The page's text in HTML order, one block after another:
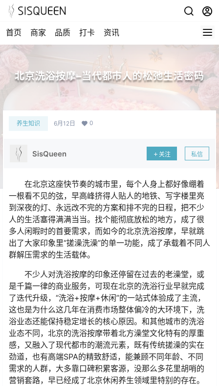
首页 商家 品质 打卡 资讯
北京洗浴按摩–当代都市人的松弛生活密码
养生知识 6月12日 0
SisQueen 关注 私信
在北京这座快节奏的城市里，每个人身上都好像绷着
一根看不见的弦，早高峰挤得人贴人的地铁、写字楼里亮
到深夜的灯、永远改不完的方案和排不完的日程，把不少
人的生活塞得满满当当。找个能彻底放松的地方，成了很
多人闲暇时的首要需求，而如今的北京洗浴按摩，早就跳
出了大家印象里“搓澡洗澡”的单一功能，成了承载着不同人
群解压需求的生活载体。
不少人对洗浴按摩的印象还停留在过去的老澡堂，或
是千篇一律的商业服务，可现在北京的洗浴行业早就完成
了迭代升级，“洗浴+按摩+休闲”的一站式体验成了主流，
这也是为什么这几年在消费市场整体偏冷的大环境下，洗
浴业态还能保持稳定增长的核心原因。和其他城市的洗浴
业态不同，北京的洗浴按摩带着北方澡堂文化特有的厚重
感，又融入了现代都市的潮流元素，既有传统搓澡的实在
劲道，也有高端SPA的精致舒适，能兼顾不同年龄、不同
需求的人群，大多靠口碑积累客源，没那么多花里胡哨的
营销套路，早已经成了北京休闲养生领域里特别的存在。